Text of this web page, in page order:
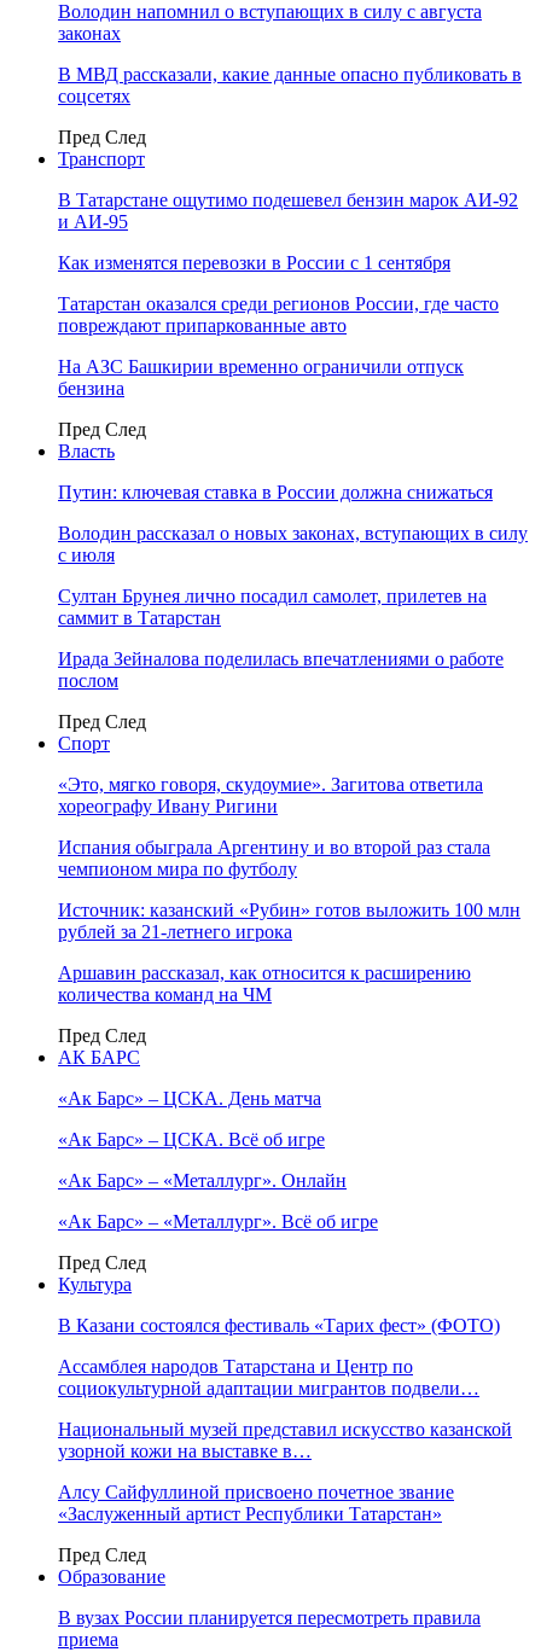
Володин напомнил о вступающих в силу с августа
законах
В МВД рассказали, какие данные опасно публиковать в
соцсетях
Пред След
Транспорт
В Татарстане ощутимо подешевел бензин марок АИ-92
и АИ-95
Как изменятся перевозки в России с 1 сентября
Татарстан оказался среди регионов России, где часто
повреждают припаркованные авто
На АЗС Башкирии временно ограничили отпуск
бензина
Пред След
Власть
Путин: ключевая ставка в России должна снижаться
Володин рассказал о новых законах, вступающих в силу
с июля
Султан Брунея лично посадил самолет, прилетев на
саммит в Татарстан
Ирада Зейналова поделилась впечатлениями о работе
послом
Пред След
Спорт
«Это, мягко говоря, скудоумие». Загитова ответила
хореографу Ивану Ригини
Испания обыграла Аргентину и во второй раз стала
чемпионом мира по футболу
Источник: казанский «Рубин» готов выложить 100 млн
рублей за 21-летнего игрока
Аршавин рассказал, как относится к расширению
количества команд на ЧМ
Пред След
АК БАРС
«Ак Барс» – ЦСКА. День матча
«Ак Барс» – ЦСКА. Всё об игре
«Ак Барс» – «Металлург». Онлайн
«Ак Барс» – «Металлург». Всё об игре
Пред След
Культура
В Казани состоялся фестиваль «Тарих фест» (ФОТО)
Ассамблея народов Татарстана и Центр по
социокультурной адаптации мигрантов подвели…
Национальный музей представил искусство казанской
узорной кожи на выставке в…
Алсу Сайфуллиной присвоено почетное звание
«Заслуженный артист Республики Татарстан»
Пред След
Образование
В вузах России планируется пересмотреть правила
приема